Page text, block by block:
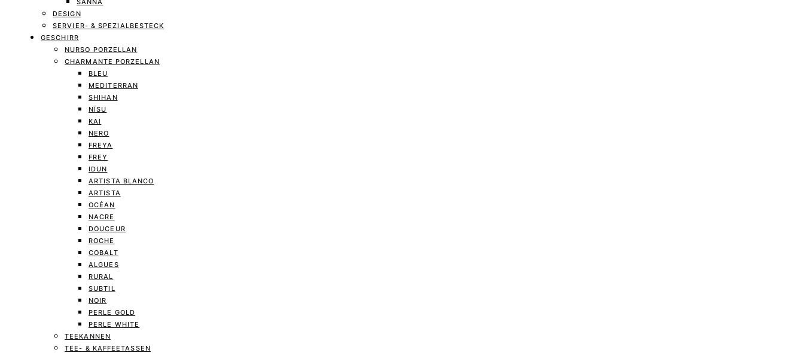
SANNA
DESIGN
SERVIER- & SPEZIALBESTECK
GESCHIRR
NURSO PORZELLAN
CHARMANTE PORZELLAN
BLEU
MEDITERRAN
SHIHAN
NĪSU
KAI
NERO
FREYA
FREY
IDUN
ARTISTA BLANCO
ARTISTA
OCÉAN
NACRE
DOUCEUR
ROCHE
COBALT
ALGUES
RURAL
SUBTIL
NOIR
PERLE GOLD
PERLE WHITE
TEEKANNEN
TEE- & KAFFEETASSEN